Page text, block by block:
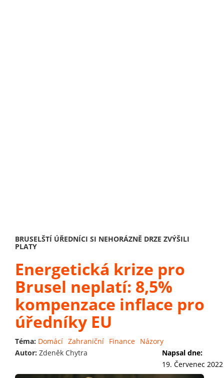
BRUSELŠTÍ ÚŘEDNÍCI SI NEHORÁZNĚ DRZE ZVÝŠILI
PLATY
Energetická krize pro
Brusel neplatí: 8,5%
kompenzace inflace pro
úředníky EU
Téma: Domácí Zahraniční Finance Názory
Autor: Zdeněk Chytra
Napsal dne:
19. Červenec 2022